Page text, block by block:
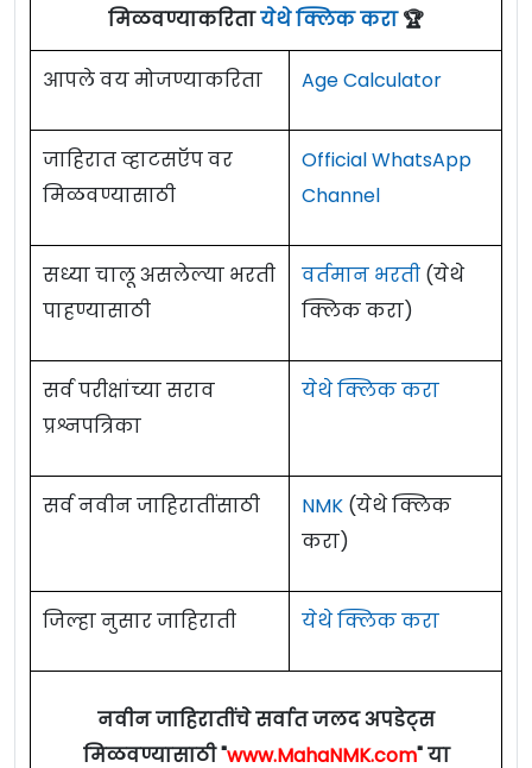
मिळवण्याकरितायेथे क्लिक करा🏆
आपले वय मोजण्याकरिता Age Calculator
जाहिरात व्हाटसऍप वर
मिळवण्यासाठी
Official WhatsApp
Channel
सध्या चालू असलेल्या भरती
पाहण्यासाठी
वर्तमान भरती (येथे
क्लिक करा)
सर्व परीक्षांच्या सराव
प्रश्नपत्रिका
येथे क्लिक करा
सर्व नवीन जाहिरातींसाठी NMK (येथे क्लिक
करा)
जिल्हा नुसार जाहिराती येथे क्लिक करा
नवीन जाहिरातींचे सर्वात जलद अपडेट्स
मिळवण्यासाठी "www.MahaNMK.com" या